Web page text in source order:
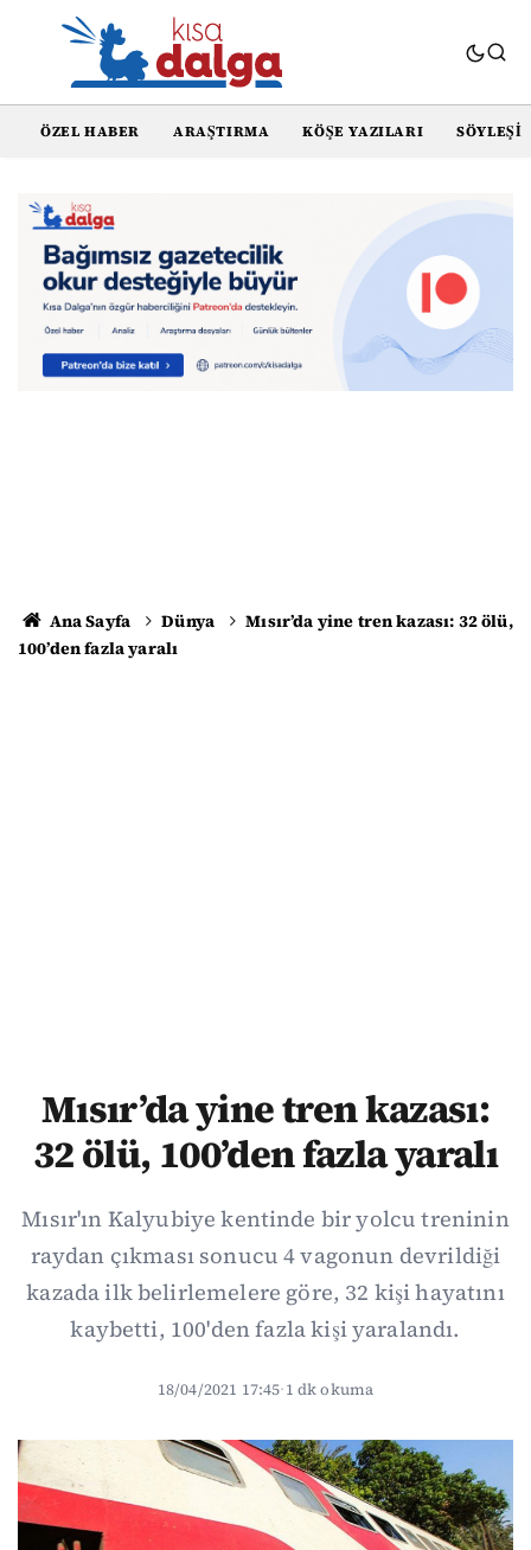
ÖZEL HABER ARAŞTIRMA KÖŞE YAZILARI SÖYLEŞI
Ana Sayfa Dünya
Mısır’da yine tren kazası: 32 ölü,
100’den fazla yaralı
Mısır’da yine tren kazası:
32 ölü, 100’den fazla yaralı
Mısır'ın Kalyubiye kentinde bir yolcu treninin
raydan çıkması sonucu 4 vagonun devrildiği
kazada ilk belirlemelere göre, 32 kişi hayatını
kaybetti, 100'den fazla kişi yaralandı.
18/04/2021 17:45·1 dk okuma